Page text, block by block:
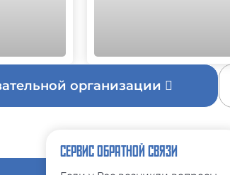
организации
СЕРВИС ОБРАТНОЙ СВЯЗИ